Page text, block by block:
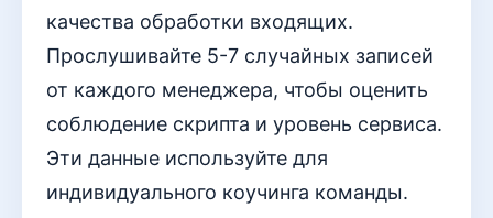
качества обработки входящих.
Прослушивайте 5-7 случайных записей
от каждого менеджера, чтобы оценить
соблюдение скрипта и уровень сервиса.
Эти данные используйте для
индивидуального коучинга команды.